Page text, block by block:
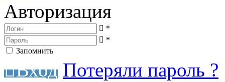
Авторизация
*
*
Запомнить
Вход Потеряли пароль ?